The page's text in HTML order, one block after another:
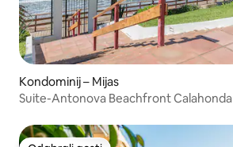
Kondominij – Mijas
Suite-Antonova Beachfront Calahonda